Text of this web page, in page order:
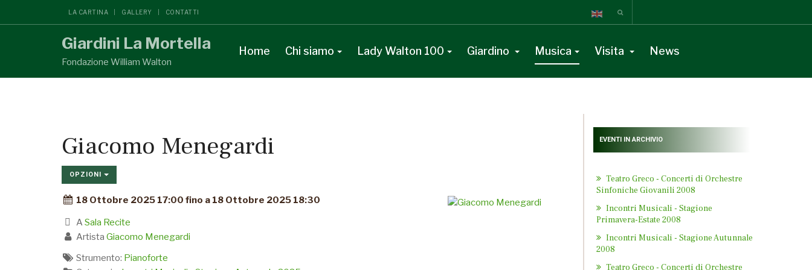
LA CARTINA GALLERY CONTATTI
Giardini La Mortella
Fondazione William Walton
Home Chi siamo Lady Walton 100 Giardino Musica Visita News
Giacomo Menegardi
OPZIONI
18 Ottobre 2025 17:00 fino a 18 Ottobre 2025 18:30
A Sala Recite
Artista Giacomo Menegardi
Strumento: Pianoforte
EVENTI IN ARCHIVIO
Teatro Greco - Concerti di Orchestre
Sinfoniche Giovanili 2008
Incontri Musicali - Stagione
Primavera-Estate 2008
Incontri Musicali - Stagione Autunnale
2008
Teatro Greco - Concerti di Orchestre